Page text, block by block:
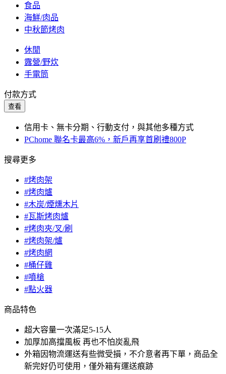
食品
海鮮/肉品
中秋節烤肉
休閒
露營/野炊
手電筒
付款方式
查看
信用卡、無卡分期、行動支付，與其他多種方式
PChome 聯名卡最高6%，新戶再享首刷禮800P
搜尋更多
#烤肉架
#烤肉爐
#木炭/煙燻木片
#瓦斯烤肉爐
#烤肉夾/叉/刷
#烤肉架/爐
#烤肉網
#桶仔雞
#噴槍
#點火器
商品特色
超大容量一次滿足5-15人
加厚加高擋風板 再也不怕炭亂飛
外箱因物流運送有些微受損，不介意者再下單，商品全
新完好仍可使用，僅外箱有運送痕跡